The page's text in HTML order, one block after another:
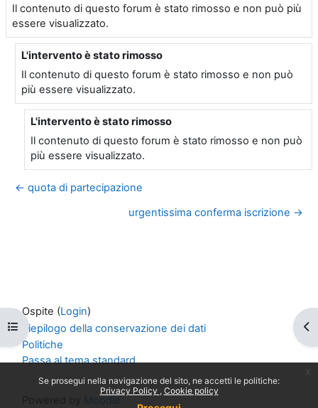
Se prosegui nella navigazione del sito, ne accetti le politiche:
Privacy Policy
Cookie policy
Apri indice del corso
Il contenuto di questo forum è stato rimosso e non può più
essere visualizzato.
In riposta a Utente eliminato
L'intervento è stato rimosso
Il contenuto di questo forum è stato rimosso e non può
più essere visualizzato.
In riposta a Utente eliminato
L'intervento è stato rimosso
Il contenuto di questo forum è stato rimosso e non può
più essere visualizzato.
← quota di partecipazione
urgentissima conferma iscrizione →
Ospite (Login)
Riepilogo della conservazione dei dati
Politiche
Passa al tema standard
Moodle